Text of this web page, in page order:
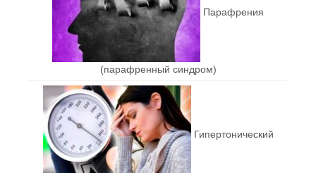
Парафрения
(парафренный синдром)
Гипертонический